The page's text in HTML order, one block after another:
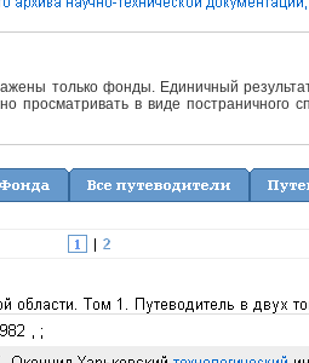
только фонды. Единичный
просматривать в виде